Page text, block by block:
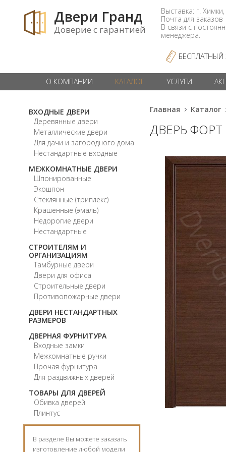
Двери Гранд
Доверие с гарантией
Выставка: г.
Почта для заказов
В связи с
менеджера.
БЕСПЛАТНЫЙ
О КОМПАНИИ КАТАЛОГ УСЛУГИ
ВХОДНЫЕ ДВЕРИ
Деревянные двери
Металлические двери
Для дачи и загородного дома
Нестандартные входные
МЕЖКОМНАТНЫЕ ДВЕРИ
Шпонированные
Экошпон
Стеклянные (триплекс)
Крашенные (эмаль)
Недорогие двери
Нестандартные
СТРОИТЕЛЯМ И
ОРГАНИЗАЦИЯМ
Тамбурные двери
Двери для офиса
Строительные двери
Противопожарные двери
ДВЕРИ НЕСТАНДАРТНЫХ
РАЗМЕРОВ
ДВЕРНАЯ ФУРНИТУРА
Входные замки
Межкомнатные ручки
Прочая фурнитура
Для раздвижных дверей
ТОВАРЫ ДЛЯ ДВЕРЕЙ
Обивка дверей
Плинтус
В разделе Вы можете заказать
изготовление любой модели
Главная Каталог
ДВЕРЬ ФОРТ